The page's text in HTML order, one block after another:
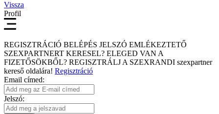
Vissza
Profil
REGISZTRÁCIÓ BELÉPÉS JELSZÓ EMLÉKEZTETŐ
SZEXPARTNERT KERESEL? ELEGED VAN A
FIZETŐSÖKBŐL? REGISZTRÁLJ A SZEXRANDI szexpartner
kereső oldalára! Regisztráció
Email címed:
Jelszó: